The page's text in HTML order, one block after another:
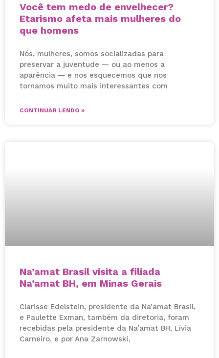
Você tem medo de envelhecer?
Etarismo afeta mais mulheres do
que homens
Nós, mulheres, somos socializadas para
preservar a juventude — ou ao menos a
aparência — e nos esquecemos que nos
tornamos muito mais interessantes com
CONTINUAR LENDO »
Na’amat Brasil visita a filiada
Na’amat BH, em Minas Gerais
Clarisse Edelstein, presidente da Na’amat Brasil,
e Paulette Exman, também da diretoria, foram
recebidas pela presidente da Na’amat BH, Lívia
Carneiro, e por Ana Zarnowski,